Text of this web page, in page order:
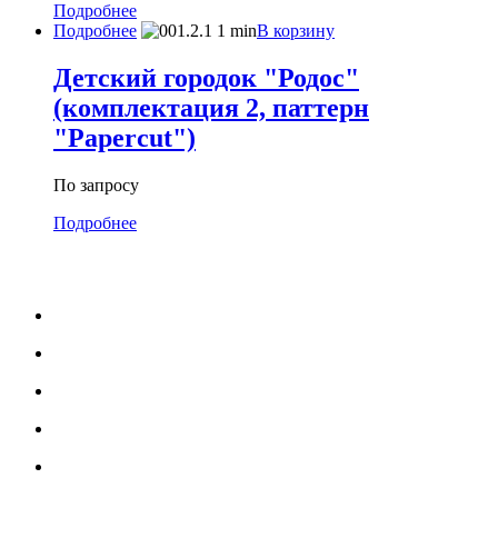
Подробнее
Подробнее
В корзину
Детский городок "Родос"
(комплектация 2, паттерн
"Papercut")
По запросу
Подробнее